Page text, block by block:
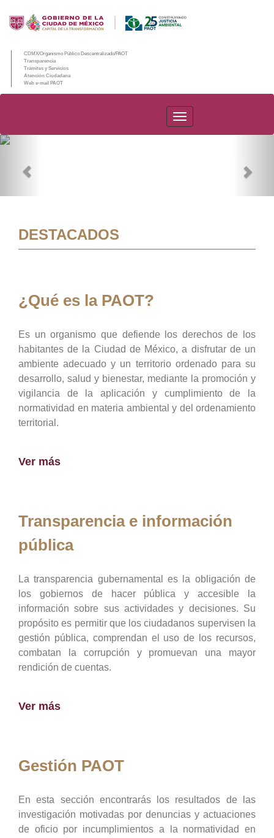
CDMX/Organismo Público Descentralizado/PAOT
Transparencia
Trámites y Servicios
Atención Ciudadana
Web e-mail PAOT
PAOT
DESTACADOS
¿Qué es la PAOT?
Es un organismo que defiende los derechos de los
habitantes de la Ciudad de México, a disfrutar de un
ambiente adecuado y un territorio ordenado para su
desarrollo, salud y bienestar, mediante la promoción y
vigilancia de la aplicación y cumplimiento de la
normatividad en materia ambiental y del ordenamiento
territorial.
Ver más
Transparencia e información
pública
La transparencia gubernamental es la obligación de
los gobiernos de hacer pública y accesible la
información sobre sus actividades y decisiones. Su
propósito es permitir que los ciudadanos supervisen la
gestión pública, comprendan el uso de los recursos,
combatan la corrupción y promuevan una mayor
rendición de cuentas.
Ver más
Gestión PAOT
En esta sección encontrarás los resultados de las
investigación motivadas por denuncias y actuaciones
de oficio por incumplimientos a la normatividad en